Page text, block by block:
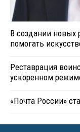
В создании новых
помогать
Реставрация
ускоренном
«Почта России»